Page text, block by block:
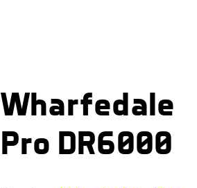
Wharfedale
Pro DR6000